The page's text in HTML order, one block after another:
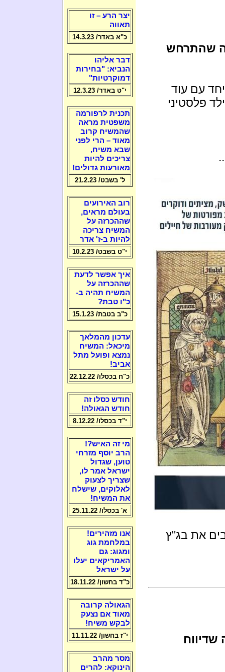
שהתרחש
עם עוד
פלסטיני
את בג"ץ
יצר הרע – זו
תאווה
כ"א באדר/ 14.3.23
דבר אליהו
הנביא: "בחירות
דמוקרטיות"
י"ט באדר/ 12.3.23
תכנית לרפורמה
משפטית מראה
שהמשיח קרוב
מאוד – הרי לפני
שבא משיח,
צריכים להיות
מאורעות גדולים!
ל' בשבט/ 21.2.23
רוב האירועים
בעולם מראים,
שההכרזה על
המשיח צריכה
להיות ב-ז' אדר
י"ט בשבט/ 10.2.23
איך אפשר לדעת
שההכרזה על
המשיח תהיה ב-
כ"ו טבת?
כ"ב בטבת/ 15.1.23
עדכון מהמלאך
מיכאל: המשיח
נמצא ופועל מתל
אביב!
כ"ח בכסלו/ 22.12.22
חודש כסלו זה
חודש הגאולה!
י"ד בכסלו/ 8.12.22
מי זה האיש?!
הרב יוסף מזרחי
טוען, שגדול
ישראל אמר לו,
שצריך לצעוק
לאלוקים, שישלח
את המשיח!
א' בכסלו/ 25.11.22
אנו מזהירים!
במלחמת גוג
ומגוג: גם
האמריקאים יעלו
על ישראל
כ"ד בחשון/ 18.11.22
הגאולה קרובה
מאוד אם נצעק
לבקש משיח!
י"ז בחשון/ 11.11.22
מסר מהרב
הינוקא: להרים